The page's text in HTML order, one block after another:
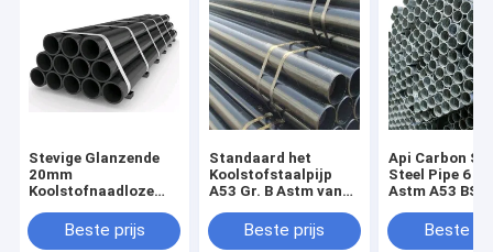
Stevige Glanzende
20mm
Koolstofnaadloze
Gr. B
Beste prijs
Standaard het
Koolstofstaalpijp
A53 Gr. B Astm van
Beste prijs
Api Carbon
Steel Pipe 6
Astm A53 BS
Galvanized
Beste